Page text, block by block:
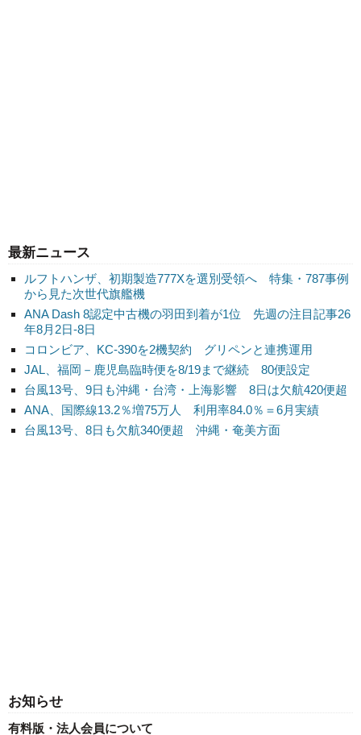
最新ニュース
ルフトハンザ、初期製造777Xを選別受領へ 特集・787事例
から見た次世代旗艦機
ANA Dash 8認定中古機の羽田到着が1位 先週の注目記事26
年8月2日-8日
コロンビア、KC-390を2機契約 グリペンと連携運用
JAL、福岡－鹿児島臨時便を8/19まで継続 80便設定
台風13号、9日も沖縄・台湾・上海影響 8日は欠航420便超
ANA、国際線13.2％増75万人 利用率84.0％＝6月実績
台風13号、8日も欠航340便超 沖縄・奄美方面
お知らせ
有料版・法人会員について